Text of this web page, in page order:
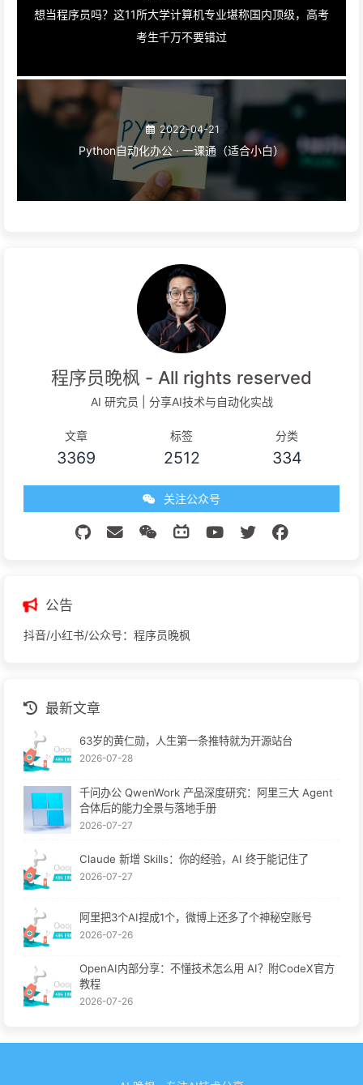
想当程序员吗？这11所大学计算机专业堪称国内顶级，高考
考生千万不要错过
2022-04-21
Python自动化办公 · 一课通（适合小白）
程序员晚枫 - All rights reserved
AI 研究员 | 分享AI技术与自动化实战
文章
3369
标签
2512
分类
334
关注公众号
公告
抖音/小红书/公众号：程序员晚枫
最新文章
63岁的黄仁勋，人生第一条推特就为开源站台
2026-07-28
千问办公 QwenWork 产品深度研究：阿里三大 Agent
合体后的能力全景与落地手册
2026-07-27
Claude 新增 Skills：你的经验，AI 终于能记住了
2026-07-27
阿里把3个AI捏成1个，微博上还多了个神秘空账号
2026-07-26
OpenAI内部分享：不懂技术怎么用 AI？附CodeX官方
教程
2026-07-26